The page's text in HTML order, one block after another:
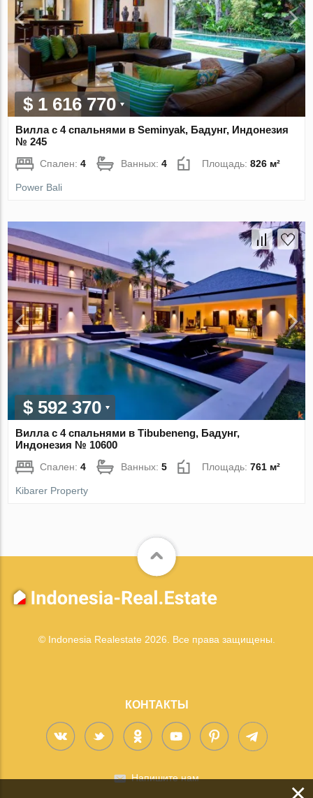
$ 1 616 770
Вилла с 4 спальнями в Seminyak, Бадунг, Индонезия
№ 245
Спален:4 Ванных:4 Площадь:826 м²
Power Bali
$ 592 370
Вилла с 4 спальнями в Tibubeneng, Бадунг,
Индонезия № 10600
Спален:4 Ванных:5 Площадь:761 м²
Kibarer Property
© Indonesia Realestate 2026. Все права защищены.
КОНТАКТЫ
Напишите нам